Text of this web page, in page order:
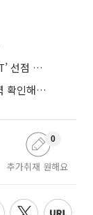
J&J도 참전…빅파마, 차세대 ‘in vivo CAR-T’ 선점 경쟁 본격화
“폐렴구균 백신, 맞았다고 끝 아니다…접종력 확인해야”
추가취재 원해요
0